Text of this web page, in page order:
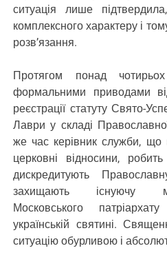
ситуація лише
комплексного характеру і
розв’язання.
Протягом понад
формальними приводами
реєстрації статуту Свято-
Лаври у складі
же час керівник служби, що
церковні відносини, робить
дискредитують
захищають існуючу
Московського
українській святині.
ситуацію обурливою і